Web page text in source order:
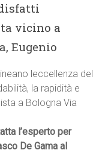
vicino a
Eugenio
leccellenza del
la rapidità e
a Bologna Via
l’esperto per
De Gama al